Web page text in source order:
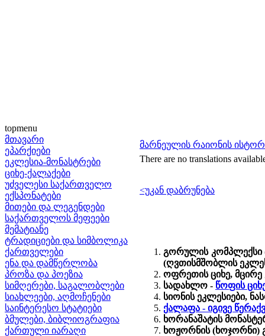
topmenu
მთავარი
ეპარქიები
ეკლესია-მონასტრები
ციხე-ქალაქები
უძველესი საქართველო
ექსპონატები
მითები და ლეგენდები
საქართველოს მეფეები
მემატიანე
ტრადიციები და სიმბოლიკა
ქართველები
ენა და დამწერლობა
პროზა და პოეზია
სიმღერები, საგალობლები
სიახლეები, აღმოჩენები
საინტერესო სტატიები
ბმულები, ბიბლიოგრაფია
ქართული იარაღი
მარნეულის რაიონის
There are no translations
<უკან დაბრუნება
გორულის კომპლექსი
(ღვთისმშობლის
ოფრეთის ციხე, მცირე
სადახლო - წოფის
სიონის ეკლესიები,
ქალაფა - იგივე
ხორანაშატის
ხოჟორნის (ხოჯორნი)